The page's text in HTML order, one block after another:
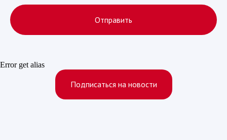
Отправить
Error get alias
Подписаться на новости